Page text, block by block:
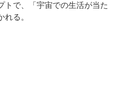
トで、「宇宙での生活が当た
れる。